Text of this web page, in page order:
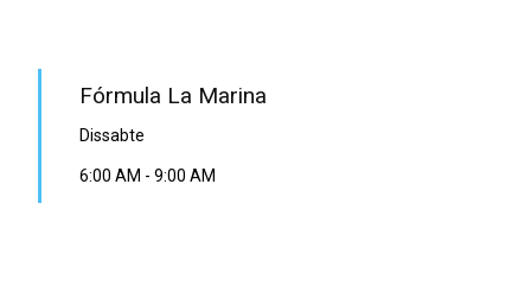
Fórmula La Marina
Dissabte
6:00 AM - 9:00 AM